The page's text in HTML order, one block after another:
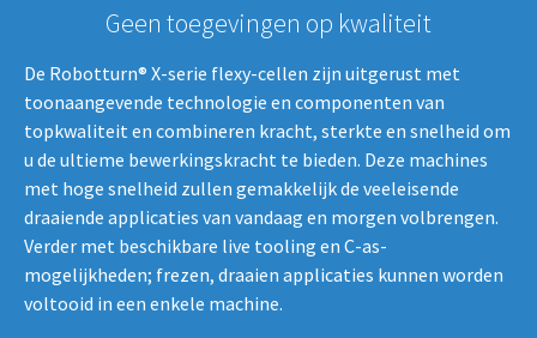
Geen toegevingen op kwaliteit
De Robotturn® X-serie flexy-cellen zijn uitgerust met
toonaangevende technologie en componenten van
topkwaliteit en combineren kracht, sterkte en snelheid om
u de ultieme bewerkingskracht te bieden. Deze machines
met hoge snelheid zullen gemakkelijk de veeleisende
draaiende applicaties van vandaag en morgen volbrengen.
Verder met beschikbare live tooling en C-as-
mogelijkheden; frezen, draaien applicaties kunnen worden
voltooid in een enkele machine.